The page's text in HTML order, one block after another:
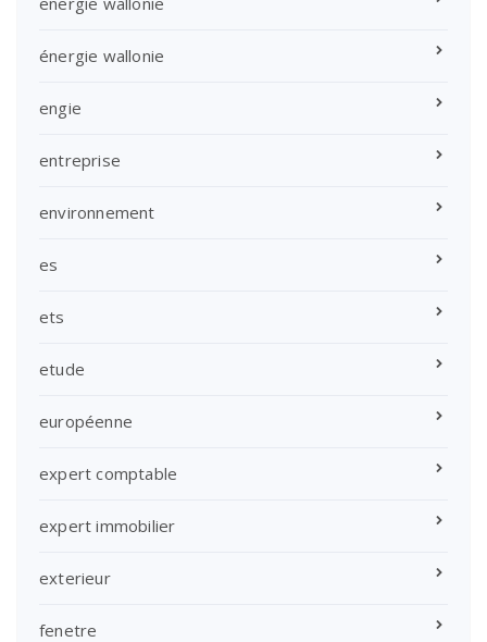
énergie wallonie
engie
entreprise
environnement
es
ets
etude
européenne
expert comptable
expert immobilier
exterieur
fenetre